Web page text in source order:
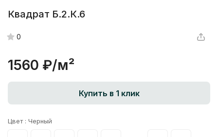
Квадрат Б.2.К.6
0
1560 ₽/м²
Купить в 1 клик
Цвет : Черный